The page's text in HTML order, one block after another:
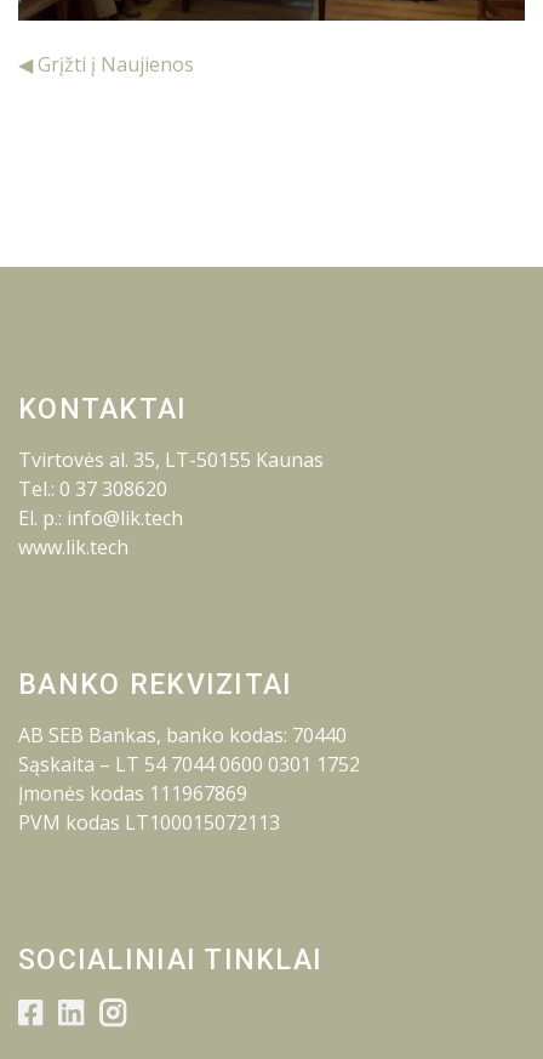
◀ Grįžti į Naujienos
KONTAKTAI
Tvirtovės al. 35, LT-50155 Kaunas
Tel.: 0 37 308620
El. p.: info@lik.tech
www.lik.tech
BANKO REKVIZITAI
AB SEB Bankas, banko kodas: 70440
Sąskaita – LT 54 7044 0600 0301 1752
Įmonės kodas 111967869
PVM kodas LT100015072113
SOCIALINIAI TINKLAI